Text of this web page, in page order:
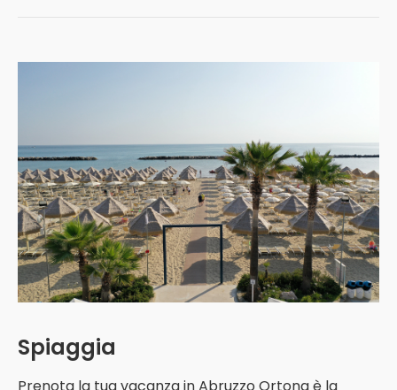
Spiaggia
Prenota la tua vacanza in Abruzzo Ortona è la